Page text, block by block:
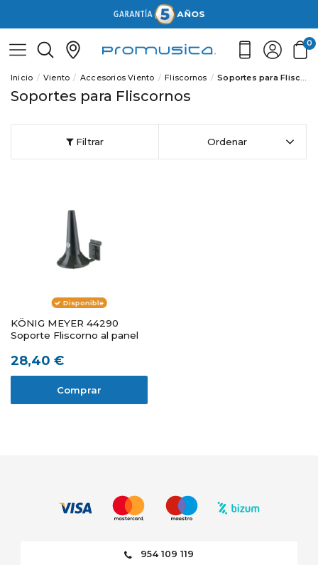
0
Inicio Viento Accesorios Viento Fliscornos Soportes para Fliscornos
Soportes para Fliscornos
Filtrar Ordenar
Disponible
KÖNIG MEYER 44290
Soporte Fliscorno al panel
28,40 €
Comprar
954 109 119